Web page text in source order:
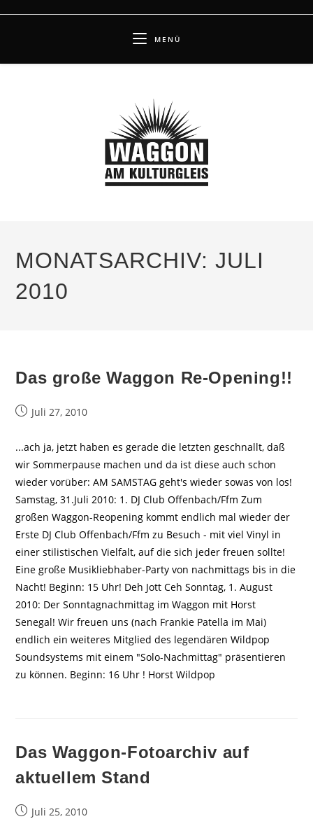
MENÜ
MONATSARCHIV: JULI
2010
Das große Waggon Re-Opening!!
BeitragJuli 27, 2010
...ach ja, jetzt haben es gerade die letzten geschnallt, daß
wir Sommerpause machen und da ist diese auch schon
wieder vorüber: AM SAMSTAG geht's wieder sowas von los!
Samstag, 31.Juli 2010: 1. DJ Club Offenbach/Ffm Zum
großen Waggon-Reopening kommt endlich mal wieder der
Erste DJ Club Offenbach/Ffm zu Besuch - mit viel Vinyl in
einer stilistischen Vielfalt, auf die sich jeder freuen sollte!
Eine große Musikliebhaber-Party von nachmittags bis in die
Nacht! Beginn: 15 Uhr! Deh Jott Ceh Sonntag, 1. August
2010: Der Sonntagnachmittag im Waggon mit Horst
Senegal! Wir freuen uns (nach Frankie Patella im Mai)
endlich ein weiteres Mitglied des legendären Wildpop
Soundsystems mit einem "Solo-Nachmittag" präsentieren
zu können. Beginn: 16 Uhr ! Horst Wildpop
Das Waggon-Fotoarchiv auf
aktuellem Stand
BeitragJuli 25, 2010